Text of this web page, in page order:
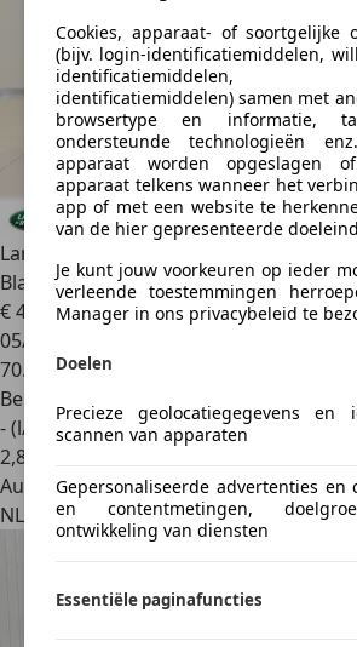
Land Rover Discovery
Black Wheels |
€ 49.950
05/2018
70.229 km
Benzine
- (l/100 km)
2,8
Autobedrijf
NL 2181 HC
Hillegom
Cookies, apparaat- of soortgelijke
(bijv. login-identificatiemiddelen,
identificatiemiddelen,
identificatiemiddelen) samen met
browsertype en informatie,
ondersteunde technologieën
apparaat worden opgeslagen
apparaat telkens wanneer het
app of met een website te
van de hier gepresenteerde
Je kunt jouw voorkeuren op ieder
verleende toestemmingen
Manager in ons privacybeleid te
Doelen
Precieze geolocatiegegevens
scannen van apparaten
Gepersonaliseerde advertenties en
en contentmetingen,
ontwikkeling van diensten
Essentiële paginafuncties